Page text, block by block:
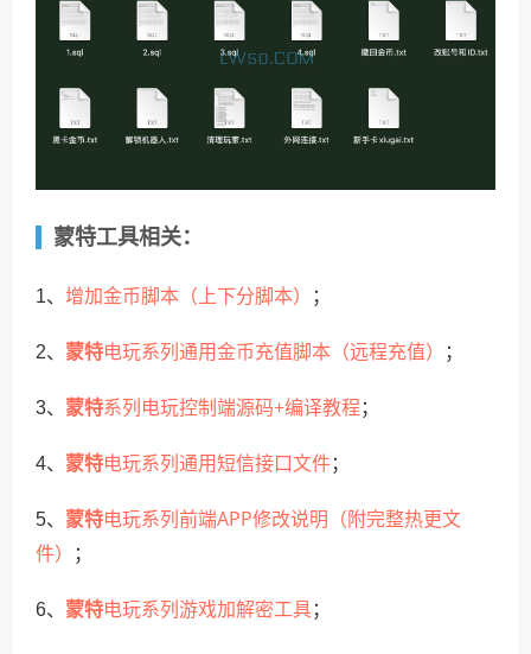
蒙特工具相关：
1、 增加金币脚本（上下分脚本） ；
2、 蒙特电玩系列通用金币充值脚本（远程充值） ；
3、 蒙特系列电玩控制端源码+编译教程 ；
4、 蒙特电玩系列通用短信接口文件；
5、 蒙特电玩系列前端APP修改说明（附完整热更文
件）
；
6、 蒙特电玩系列游戏加解密工具；